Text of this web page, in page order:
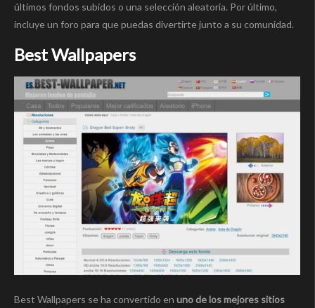
últimos fondos subidos o una selección aleatoria. Por último,
incluye un foro para que puedas divertirte junto a su comunidad.
Best Wallpapers
Best Wallpapers se ha convertido en uno de los mejores sitios